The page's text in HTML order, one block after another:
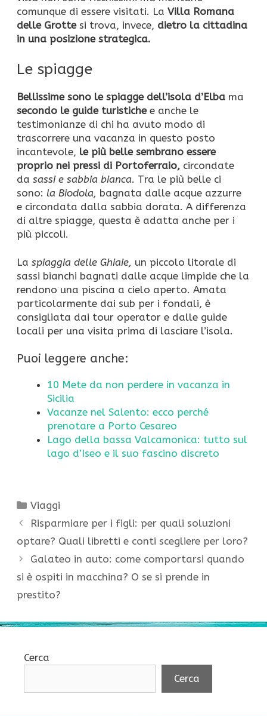
comunque di essere visitati. La Villa Romana
delle Grottesi trova, invece, dietro la cittadina
in una posizione strategica.
Le spiagge
Bellissime sono le spiagge dell’isola d’Elba ma
secondo le guide turistichee anche le
testimonianze di chi ha avuto modo di
trascorrere una vacanza in questo posto
incantevole, le più belle sembrano essere
proprio nei pressi di Portoferraio, circondate
da sassi e sabbia bianca. Tra le più belle ci
sono: la Biodola, bagnata dalle acque azzurre
e circondata dalla sabbia dorata. A differenza
di altre spiagge, questa è adatta anche per i
più piccoli.
La spiaggia delle Ghiaie, un piccolo litorale di
sassi bianchi bagnati dalle acque limpide che la
rendono una piscina a cielo aperto. Amata
particolarmente dai sub per i fondali, è
consigliata dai tour operator e dalle guide
locali per una visita prima di lasciare l’isola.
Puoi leggere anche:
10 Mete da non perdere in vacanza in
Sicilia
Vacanze nel Salento: ecco perché
prenotare a Porto Cesareo
Lago della bassa Valcamonica: tutto sul
lago d’Iseo e il suo fascino discreto
Categorie
Viaggi
Risparmiare per i figli: per quali soluzioni
optare? Quali libretti e conti scegliere per loro?
Galateo in auto: come comportarsi quando
si è ospiti in macchina? O se si prende in
prestito?
Cerca
Cerca